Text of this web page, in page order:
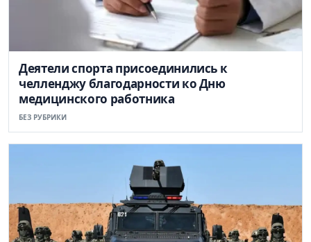
Деятели спорта присоединились к
челленджу благодарности ко Дню
медицинского работника
БЕЗ РУБРИКИ